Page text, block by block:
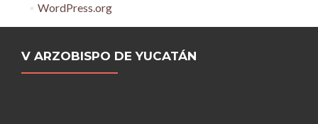
WordPress.org
V ARZOBISPO DE YUCATÁN